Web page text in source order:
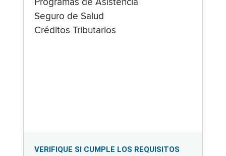
Programas de Asistencia
Seguro de Salud
Créditos Tributarios
VERIFIQUE SI CUMPLE LOS REQUISITOS